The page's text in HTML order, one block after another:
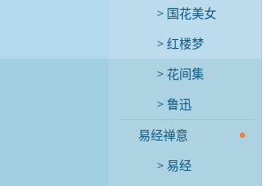
国花美女
红楼梦
花间集
鲁迅
易经禅意
易经